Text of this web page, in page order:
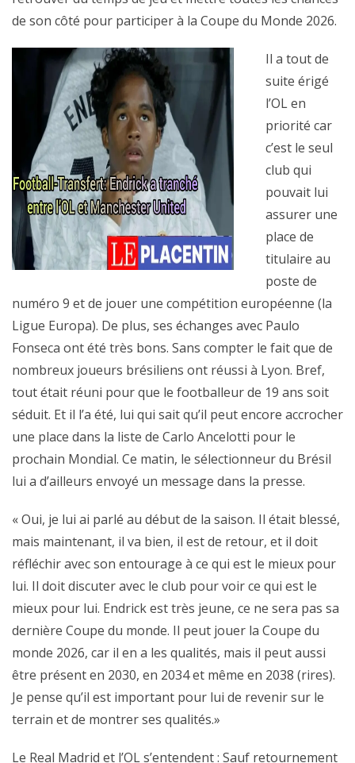
de son côté pour participer à la Coupe du Monde 2026.
Il a tout de
suite érigé
l’OL en
priorité car
c’est le seul
club qui
pouvait lui
assurer une
place de
titulaire au
poste de
numéro 9 et de jouer une compétition européenne (la
Ligue Europa). De plus, ses échanges avec Paulo
Fonseca ont été très bons. Sans compter le fait que de
nombreux joueurs brésiliens ont réussi à Lyon. Bref,
tout était réuni pour que le footballeur de 19 ans soit
séduit. Et il l’a été, lui qui sait qu’il peut encore accrocher
une place dans la liste de Carlo Ancelotti pour le
prochain Mondial. Ce matin, le sélectionneur du Brésil
lui a d’ailleurs envoyé un message dans la presse.
« Oui, je lui ai parlé au début de la saison. Il était blessé,
mais maintenant, il va bien, il est de retour, et il doit
réfléchir avec son entourage à ce qui est le mieux pour
lui. Il doit discuter avec le club pour voir ce qui est le
mieux pour lui. Endrick est très jeune, ce ne sera pas sa
dernière Coupe du monde. Il peut jouer la Coupe du
monde 2026, car il en a les qualités, mais il peut aussi
être présent en 2030, en 2034 et même en 2038 (rires).
Je pense qu’il est important pour lui de revenir sur le
terrain et de montrer ses qualités.»
Le Real Madrid et l’OL s’entendent : Sauf retournement